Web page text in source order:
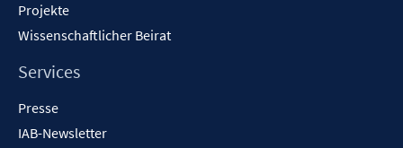
Projekte
Wissenschaftlicher Beirat
Services
Presse
IAB-Newsletter